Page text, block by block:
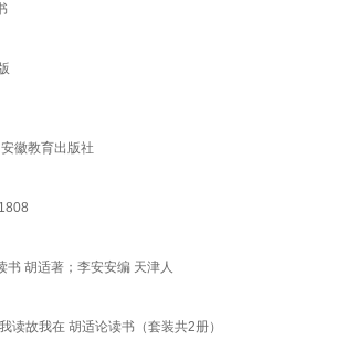
徽教育出版社
书 胡适著；李安安编 天津人
故我在 胡适论读书（套装共2册）